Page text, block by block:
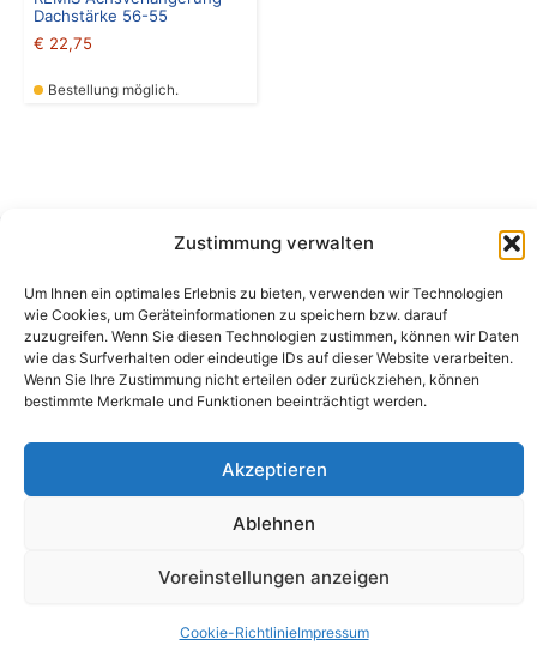
Zustimmung verwalten
Um Ihnen ein optimales Erlebnis zu bieten, verwenden wir Technologien
wie Cookies, um Geräteinformationen zu speichern bzw. darauf
zuzugreifen. Wenn Sie diesen Technologien zustimmen, können wir Daten
wie das Surfverhalten oder eindeutige IDs auf dieser Website verarbeiten.
Wenn Sie Ihre Zustimmung nicht erteilen oder zurückziehen, können
bestimmte Merkmale und Funktionen beeinträchtigt werden.
Akzeptieren
Ablehnen
Voreinstellungen anzeigen
Cookie-RichtlinieImpressum
Dachstärke 56-55
€ 22,75
Bestellung möglich.
Peter-Leardi-Weg 4, 8054 Graz
Steiermark / Österreich​
info@campingbergler.at​
Impressum
AGB
Widerrufsrecht und Formular
Datenschutzerklärung